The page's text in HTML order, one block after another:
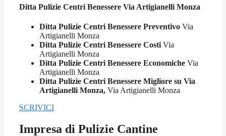
Ditta Pulizie Centri Benessere Via Artigianelli Monza
Ditta Pulizie Centri Benessere Preventivo Via
Artigianelli Monza
Ditta Pulizie Centri Benessere Costi Via
Artigianelli Monza
Ditta Pulizie Centri Benessere Economiche Via
Artigianelli Monza
Ditta Pulizie Centri Benessere Migliore su Via
Artigianelli Monza, Via Artigianelli Monza
SCRIVICI
Impresa di Pulizie Cantine